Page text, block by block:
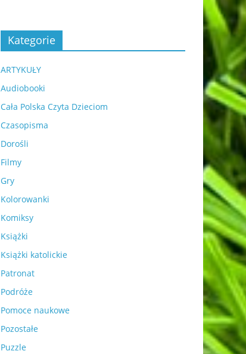
Kategorie
ARTYKUŁY
Audiobooki
Cała Polska Czyta Dzieciom
Czasopisma
Dorośli
Filmy
Gry
Kolorowanki
Komiksy
Książki
Książki katolickie
Patronat
Podróże
Pomoce naukowe
Pozostałe
Puzzle